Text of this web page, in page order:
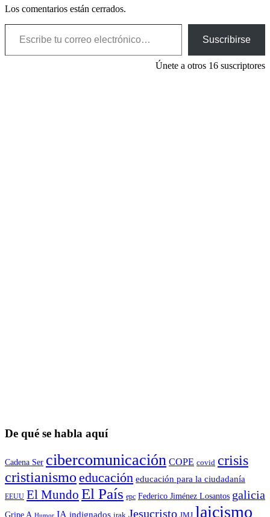
Los comentarios están cerrados.
Escribe tu correo electrónico…
Suscribirse
Únete a otros 16 suscriptores
De qué se habla aquí
Cadena Ser cibercomunicación COPE covid crisis
cristianismo educación educación para la ciudadaní­a
EEUU El Mundo El País epc Federico Jiménez Losantos galicia
Gripe A IA indignados irak Jesucristo JMJ laicismo